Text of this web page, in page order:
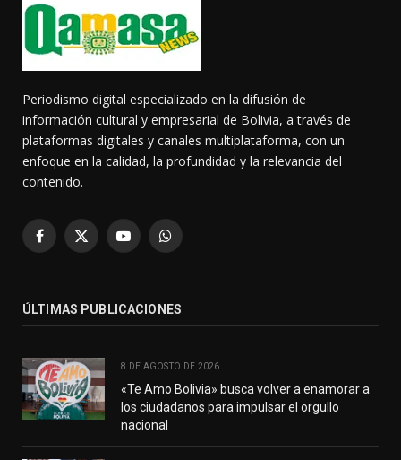
Periodismo digital especializado en la difusión de
información cultural y empresarial de Bolivia, a través de
plataformas digitales y canales multiplataforma, con un
enfoque en la calidad, la profundidad y la relevancia del
contenido.
Facebook
X
YouTubeWhatsApp
ÚLTIMAS PUBLICACIONES
8 DE AGOSTO DE 2026
«Te Amo Bolivia» busca volver a enamorar a
los ciudadanos para impulsar el orgullo
nacional